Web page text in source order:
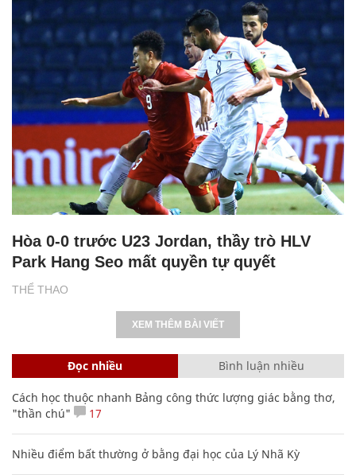
THỂ THAO
Hòa 0-0 trước U23 Jordan, thầy trò HLV
Park Hang Seo mất quyền tự quyết
XEM THÊM BÀI VIẾT
Đọc nhiều Bình luận nhiều
Cách học thuộc nhanh Bảng công thức lượng giác bằng thơ,
"thần chú"
17
Nhiều điểm bất thường ở bằng đại học của Lý Nhã Kỳ